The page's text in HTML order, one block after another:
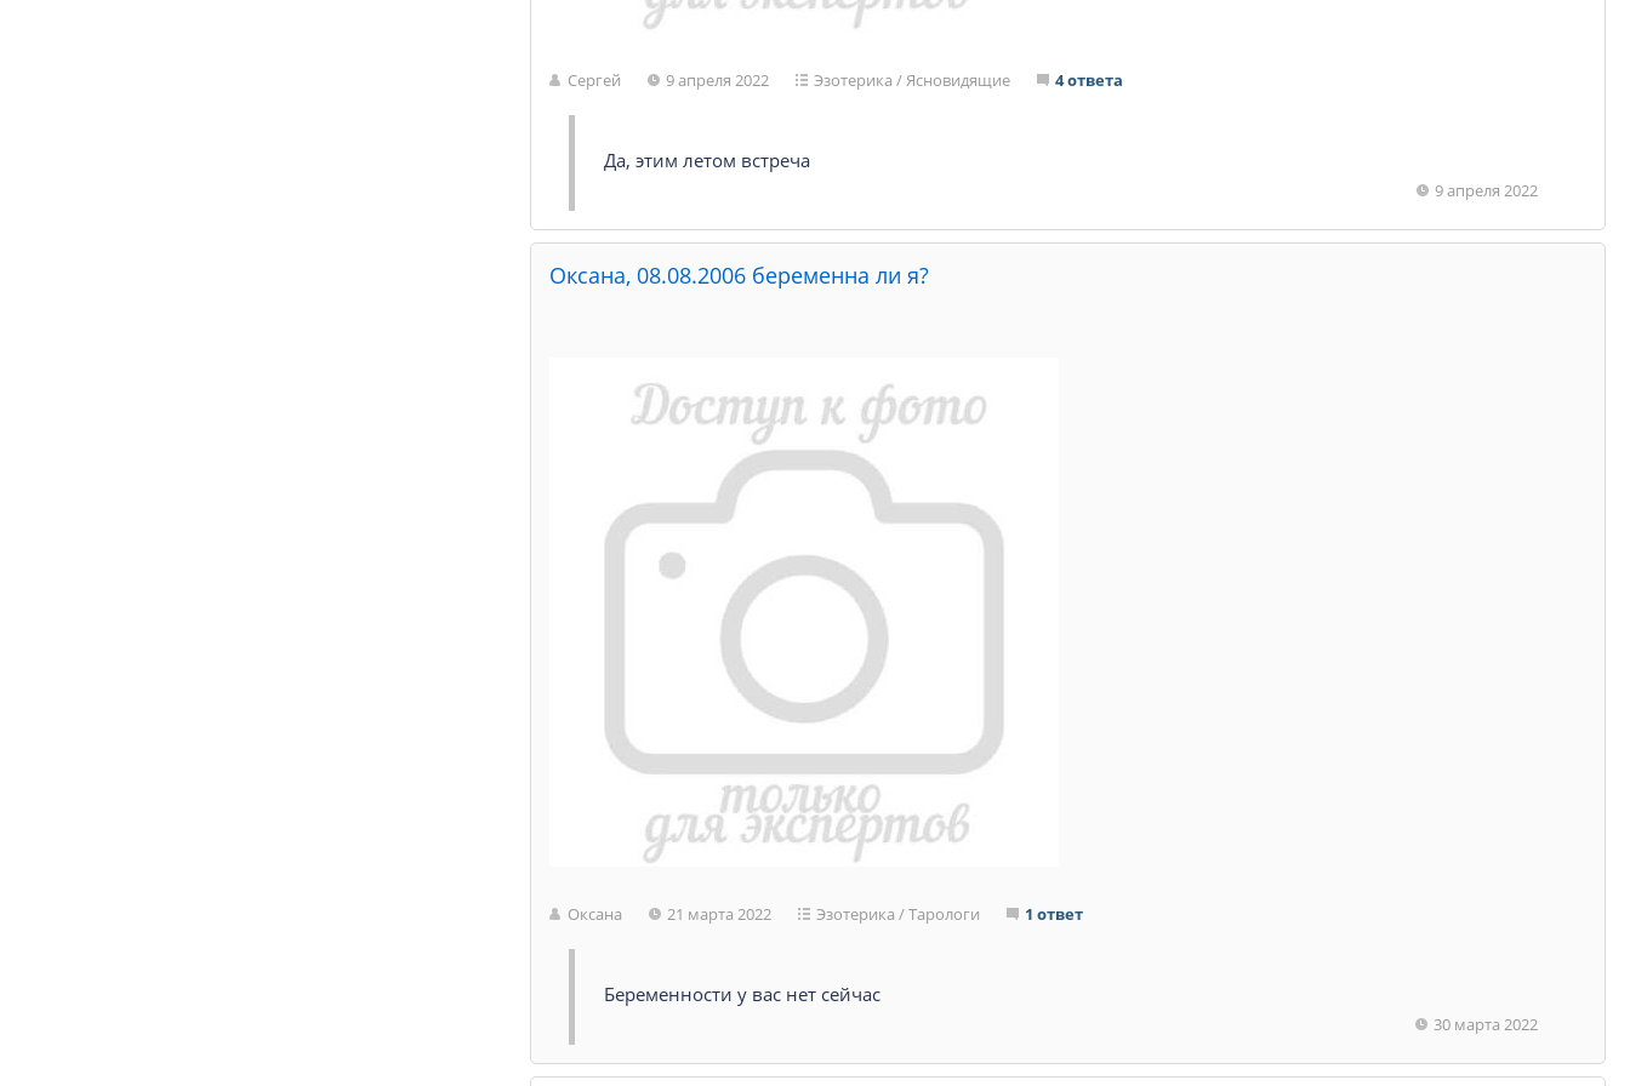
Сергей 9 апреля 2022 Эзотерика /Ясновидящие 4 ответа
Да, этим летом встреча
9 апреля 2022
Оксана, 08.08.2006 беременна ли я?
Оксана 21 марта 2022 Эзотерика /Тарологи 1 ответ
Беременности у вас нет сейчас
30 марта 2022